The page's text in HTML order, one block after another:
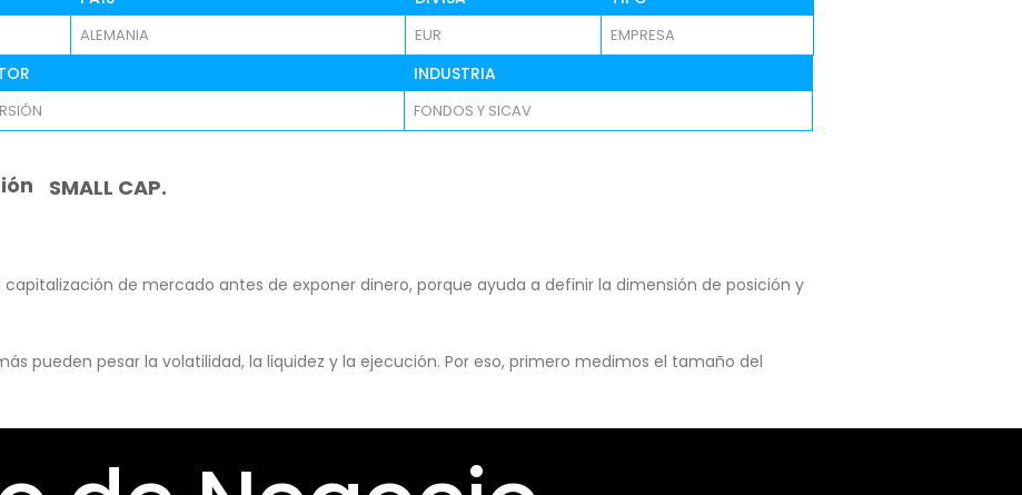
ALEMANIA EUR EMPRESA
INDUSTRIA
FONDOS Y SICAV
SMALL CAP.
capitalización de mercado antes de exponer dinero, porque ayuda a definir la dimensión de posición y
pueden pesar la volatilidad, la liquidez y la ejecución. Por eso, primero medimos el tamaño del